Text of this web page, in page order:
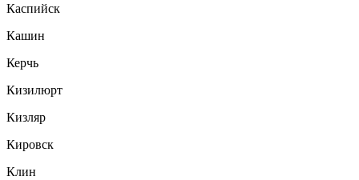
Каспийск
Кашин
Керчь
Кизилюрт
Кизляр
Кировск
Клин